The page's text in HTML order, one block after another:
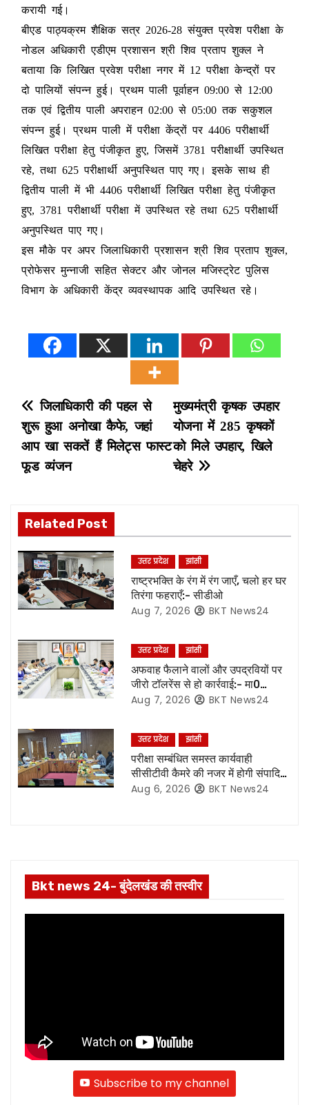
करायी गई।
बीएड पाठ्यक्रम शैक्षिक सत्र 2026-28 संयुक्त प्रवेश परीक्षा के
नोडल अधिकारी एडीएम प्रशासन श्री शिव प्रताप शुक्ल ने
बताया कि लिखित प्रवेश परीक्षा नगर में 12 परीक्षा केन्द्रों पर
दो पालियों संपन्न हुई। प्रथम पाली पूर्वाहन 09:00 से 12:00
तक एवं द्वितीय पाली अपराहन 02:00 से 05:00 तक सकुशल
संपन्न हुई। प्रथम पाली में परीक्षा केंद्रों पर 4406 परीक्षार्थी
लिखित परीक्षा हेतु पंजीकृत हुए, जिसमें 3781 परीक्षार्थी उपस्थित
रहे, तथा 625 परीक्षार्थी अनुपस्थित पाए गए। इसके साथ ही
द्वितीय पाली में भी 4406 परीक्षार्थी लिखित परीक्षा हेतु पंजीकृत
हुए, 3781 परीक्षार्थी परीक्षा में उपस्थित रहे तथा 625 परीक्षार्थी
अनुपस्थित पाए गए।
इस मौके पर अपर जिलाधिकारी प्रशासन श्री शिव प्रताप शुक्ल,
प्रोफेसर मुन्नाजी सहित सेक्टर और जोनल मजिस्ट्रेट पुलिस
विभाग के अधिकारी केंद्र व्यवस्थापक आदि उपस्थित रहे।
P
o
s
n
a
v
i
g
a
t
i
o
n
मुख्यमंत्री कृषक उपहार
योजना में 285 कृषकों
को मिले उपहार, खिले
चेहरे
जिलाधिकारी की पहल से
शुरू हुआ अनोखा कैफे, जहां
आप खा सकतें हैं मिलेट्स फास्ट
फूड व्यंजन
Related Post
उत्तर प्रदेश झांसी
राष्ट्रभक्ति के रंग में रंग जाएँ, चलो हर घर
तिरंगा फहराएँ:- सीडीओ
Aug 7, 2026 BKT News24
उत्तर प्रदेश झांसी
अफवाह फैलाने वालों और उपद्रवियों पर
जीरो टॉलरेंस से हो कार्रवाई:- मा0
मुख्यमंत्री जी*
Aug 7, 2026 BKT News24
उत्तर प्रदेश झांसी
परीक्षा सम्बंधित समस्त कार्यवाही
सीसीटीवी कैमरे की नजर में होगी संपादित,
रिकॉर्डिंग भी रहेगी सुरक्षित:- नोडल
Aug 6, 2026 BKT News24
Bkt news 24- बुंदेलखंड की तस्वीर
Subscribe to my channel